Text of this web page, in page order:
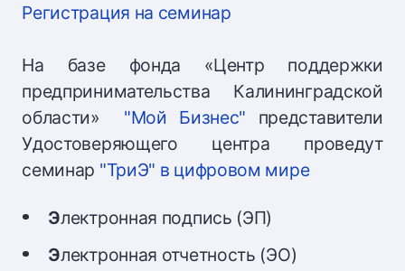
Регистрация на семинар
На базе фонда «Центр поддержки
предпринимательства Калининградской
области» "Мой Бизнес" представители
Удостоверяющего центра проведут
семинар "ТриЭ" в цифровом мире
Электронная подпись (ЭП)
Электронная отчетность (ЭО)